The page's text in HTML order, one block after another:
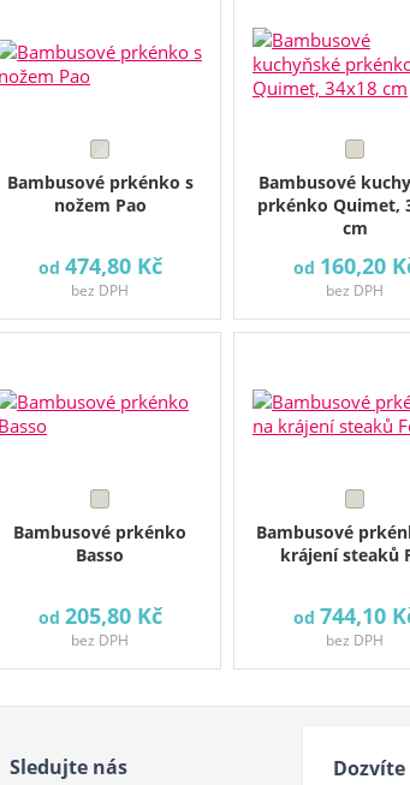
Bambusové prkénko s
nožem Pao
od 474,80 Kč
bez DPH
Bambusové
prkénko Quimet,
cm
od 160,20
bez DPH
Bambusové prkénko
Basso
od 205,80 Kč
bez DPH
Bambusové
krájení steaků
od 744,10
bez DPH
Sledujte nás